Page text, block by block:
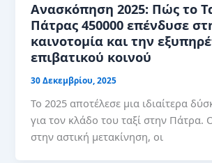
Ανασκόπηση 2025: Πώς το
Πάτρας 450000 επένδυσε
καινοτομία και την
επιβατικού κοινού
30 Δεκεμβρίου, 2025
Το 2025 αποτέλεσε μια ιδιαίτερα
για τον κλάδο του ταξί στην Πάτρα.
στην αστική μετακίνηση, οι